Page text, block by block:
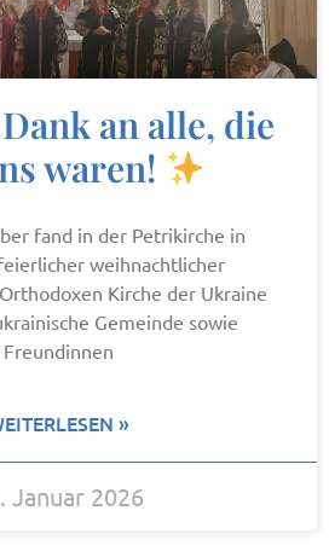
an alle, die
waren!
fand in der Petrikirche in
weihnachtlicher
Kirche der Ukraine
Gemeinde sowie
Freundinnen
»
Januar 2026